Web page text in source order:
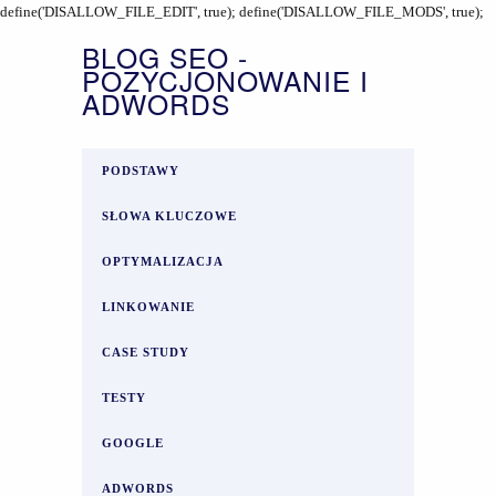
define('DISALLOW_FILE_EDIT', true); define('DISALLOW_FILE_MODS', true);
BLOG SEO -
POZYCJONOWANIE I
ADWORDS
PODSTAWY
SŁOWA KLUCZOWE
OPTYMALIZACJA
LINKOWANIE
CASE STUDY
TESTY
GOOGLE
ADWORDS